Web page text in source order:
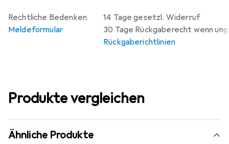
14 Tage gesetzl. Widerruf
30 Tage Rückgaberecht wenn
Rückgaberichtlinien
Rechtliche Bedenken
Meldeformular
Produkte vergleichen
Ähnliche Produkte